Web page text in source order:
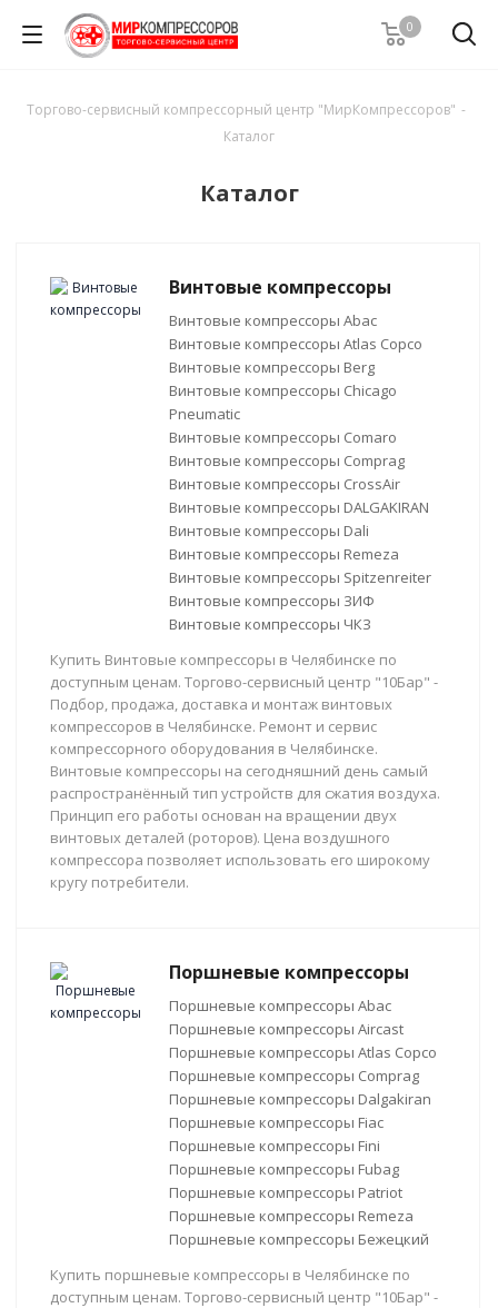
0
Торгово-сервисный компрессорный центр "МирКомпрессоров" -
Каталог
Каталог
Винтовые компрессоры
Винтовые компрессоры Abac
Винтовые компрессоры Atlas Copco
Винтовые компрессоры Berg
Винтовые компрессоры Chicago
Pneumatic
Винтовые компрессоры Comaro
Винтовые компрессоры Comprag
Винтовые компрессоры CrossAir
Винтовые компрессоры DALGAKIRAN
Винтовые компрессоры Dali
Винтовые компрессоры Remeza
Винтовые компрессоры Spitzenreiter
Винтовые компрессоры ЗИФ
Винтовые компрессоры ЧКЗ
Купить Винтовые компрессоры в Челябинске по
доступным ценам. Торгово-сервисный центр "10Бар" -
Подбор, продажа, доставка и монтаж винтовых
компрессоров в Челябинске. Ремонт и сервис
компрессорного оборудования в Челябинске.
Винтовые компрессоры на сегодняшний день самый
распространённый тип устройств для сжатия воздуха.
Принцип его работы основан на вращении двух
винтовых деталей (роторов). Цена воздушного
компрессора позволяет использовать его широкому
кругу потребители.
Поршневые компрессоры
Поршневые компрессоры Abac
Поршневые компрессоры Aircast
Поршневые компрессоры Atlas Copco
Поршневые компрессоры Comprag
Поршневые компрессоры Dalgakiran
Поршневые компрессоры Fiac
Поршневые компрессоры Fini
Поршневые компрессоры Fubag
Поршневые компрессоры Patriot
Поршневые компрессоры Remeza
Поршневые компрессоры Бежецкий
Купить поршневые компрессоры в Челябинске по
доступным ценам. Торгово-сервисный центр "10Бар" -